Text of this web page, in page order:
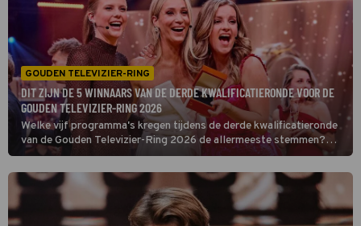
GOUDEN TELEVIZIER-RING
DIT ZIJN DE 5 WINNAARS VAN DE DERDE KWALIFICATIERONDE VOOR DE
GOUDEN TELEVIZIER-RING 2026
Welke vijf programma's kregen tijdens de derde kwalificatieronde
van de Gouden Televizier-Ring 2026 de allermeeste stemmen?
Het is hoog tijd om de eindstand bekend te maken!